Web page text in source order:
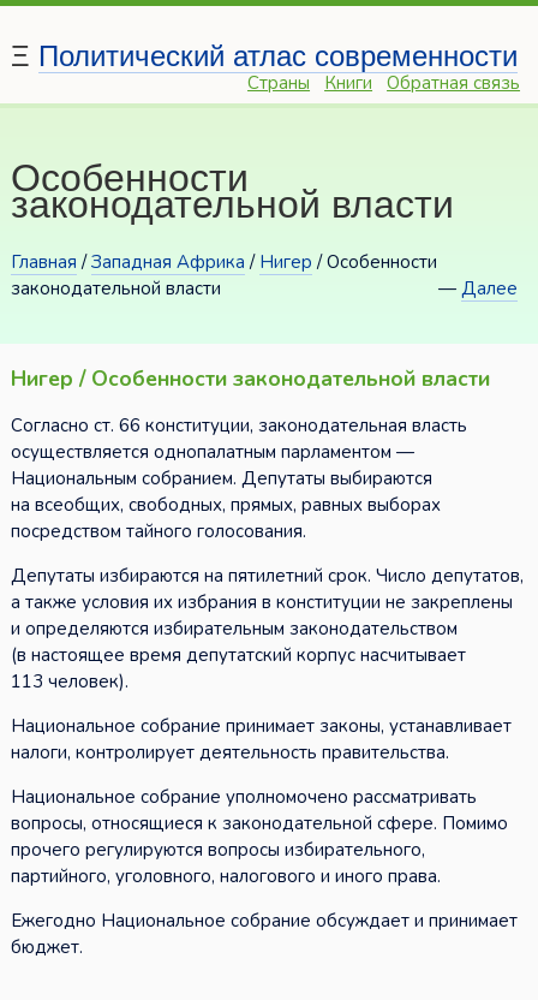
Ξ Политический атлас современности
Страны Книги Обратная связь
Особенности
законодательной власти
Главная /Западная Африка / Нигер / Особенности
законодательной власти
—Далее
Нигер / Особенности законодательной власти
Согласно ст. 66 конституции, законодательная власть
осуществляется однопалатным парламентом —
Национальным собранием. Депутаты выбираются
на всеобщих, свободных, прямых, равных выборах
посредством тайного голосования.
Депутаты избираются на пятилетний срок. Число депутатов,
а также условия их избрания в конституции не закреплены
и определяются избирательным законодательством
(в настоящее время депутатский корпус насчитывает
113 человек).
Национальное собрание принимает законы, устанавливает
налоги, контролирует деятельность правительства.
Национальное собрание уполномочено рассматривать
вопросы, относящиеся к законодательной сфере. Помимо
прочего регулируются вопросы избирательного,
партийного, уголовного, налогового и иного права.
Ежегодно Национальное собрание обсуждает и принимает
бюджет.